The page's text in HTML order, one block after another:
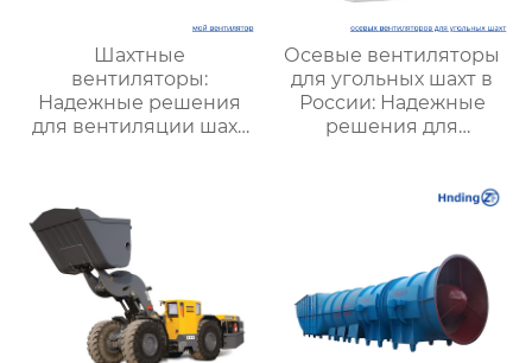
Шахтные
вентиляторы:
Надежные решения
для вентиляции шахт
Осевые вентиляторы
для угольных шахт в
России: Надежные
решения для
безопасности